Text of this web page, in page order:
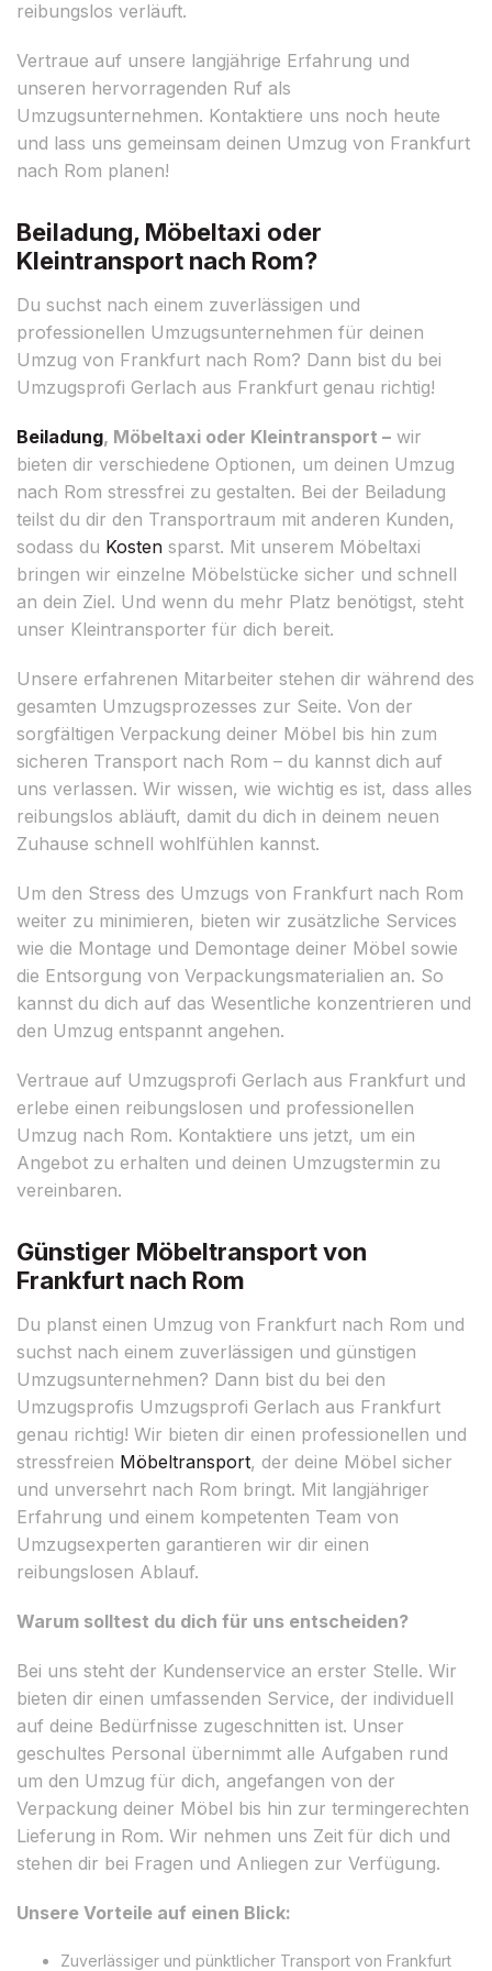
reibungslos verläuft.
Vertraue auf unsere langjährige Erfahrung und
unseren hervorragenden Ruf als
Umzugsunternehmen. Kontaktiere uns noch heute
und lass uns gemeinsam deinen Umzug von Frankfurt
nach Rom planen!
Beiladung, Möbeltaxi oder
Kleintransport nach Rom?
Du suchst nach einem zuverlässigen und
professionellen Umzugsunternehmen für deinen
Umzug von Frankfurt nach Rom? Dann bist du bei
Umzugsprofi Gerlach aus Frankfurt genau richtig!
Beiladung, Möbeltaxi oder Kleintransport – wir
bieten dir verschiedene Optionen, um deinen Umzug
nach Rom stressfrei zu gestalten. Bei der Beiladung
teilst du dir den Transportraum mit anderen Kunden,
sodass du Kosten sparst. Mit unserem Möbeltaxi
bringen wir einzelne Möbelstücke sicher und schnell
an dein Ziel. Und wenn du mehr Platz benötigst, steht
unser Kleintransporter für dich bereit.
Unsere erfahrenen Mitarbeiter stehen dir während des
gesamten Umzugsprozesses zur Seite. Von der
sorgfältigen Verpackung deiner Möbel bis hin zum
sicheren Transport nach Rom – du kannst dich auf
uns verlassen. Wir wissen, wie wichtig es ist, dass alles
reibungslos abläuft, damit du dich in deinem neuen
Zuhause schnell wohlfühlen kannst.
Um den Stress des Umzugs von Frankfurt nach Rom
weiter zu minimieren, bieten wir zusätzliche Services
wie die Montage und Demontage deiner Möbel sowie
die Entsorgung von Verpackungsmaterialien an. So
kannst du dich auf das Wesentliche konzentrieren und
den Umzug entspannt angehen.
Vertraue auf Umzugsprofi Gerlach aus Frankfurt und
erlebe einen reibungslosen und professionellen
Umzug nach Rom. Kontaktiere uns jetzt, um ein
Angebot zu erhalten und deinen Umzugstermin zu
vereinbaren.
Günstiger Möbeltransport von
Frankfurt nach Rom
Du planst einen Umzug von Frankfurt nach Rom und
suchst nach einem zuverlässigen und günstigen
Umzugsunternehmen? Dann bist du bei den
Umzugsprofis Umzugsprofi Gerlach aus Frankfurt
genau richtig! Wir bieten dir einen professionellen und
stressfreien Möbeltransport, der deine Möbel sicher
und unversehrt nach Rom bringt. Mit langjähriger
Erfahrung und einem kompetenten Team von
Umzugsexperten garantieren wir dir einen
reibungslosen Ablauf.
Warum solltest du dich für uns entscheiden?
Bei uns steht der Kundenservice an erster Stelle. Wir
bieten dir einen umfassenden Service, der individuell
auf deine Bedürfnisse zugeschnitten ist. Unser
geschultes Personal übernimmt alle Aufgaben rund
um den Umzug für dich, angefangen von der
Verpackung deiner Möbel bis hin zur termingerechten
Lieferung in Rom. Wir nehmen uns Zeit für dich und
stehen dir bei Fragen und Anliegen zur Verfügung.
Unsere Vorteile auf einen Blick:
Zuverlässiger und pünktlicher Transport von Frankfurt